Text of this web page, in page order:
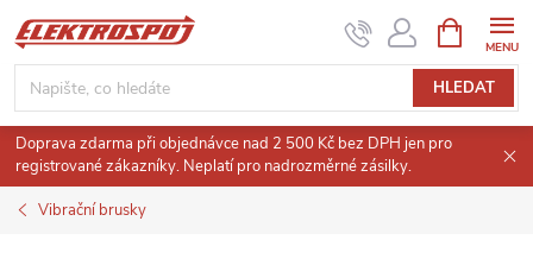
Přejít
na
obsah
HLEDAT
NÁKUPNÍ
KOŠÍK
Doprava zdarma při objednávce nad 2 500 Kč bez DPH jen pro
registrované zákazníky. Neplatí pro nadrozměrné zásilky.
Vibrační brusky